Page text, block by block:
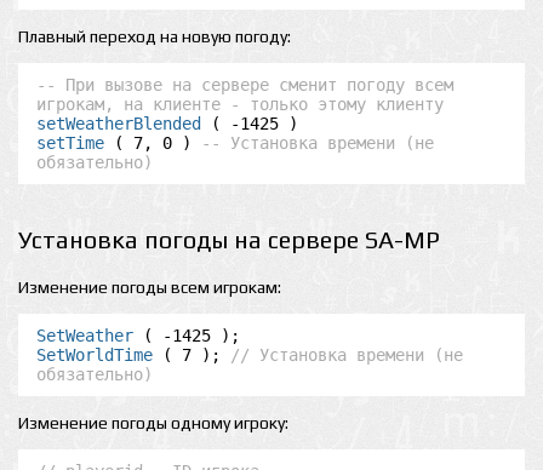
Плавный переход на новую погоду:
-- При вызове на сервере сменит погоду всем
игрокам, на клиенте - только этому клиенту
setWeatherBlended
setTime ( 7, 0 )
-- Установка времени (не
обязательно)
Установка погоды на сервере SA-MP
Изменение погоды всем игрокам:
SetWeather
SetWorldTime ( 7 );
// Установка времени (не
обязательно)
Изменение погоды одному игроку: